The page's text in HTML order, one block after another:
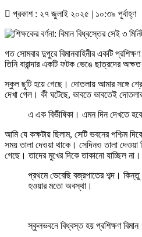
প্রকাশ : ২৭ জুলাই ২০২৫ | ১০:৩৯ পূর্বাহ্ণ
গত সোমবার দুপুরে বিমানবাহিনীর একটি
তিনি বারান্দার একটি ফটক ভেঙে ছাত্রদের
স্কুল ছুটি হয়ে গেছে। দোতলায় আমার সঙ্গে
দেখা গেল। কী ঘটেছে, ভাবতে ভাবতেই
এ এক বিভীষিকা। এমন দিন দেখতে
আমি যে কক্ষটায় ছিলাম, সেটি ভবনের পশ্চিম
সময় তালা দেওয়া থাকে। সেদিনও তালা
গেছে। তাদের মুখের দিকে তাকানো যাচ্ছিল
প্রথমে ভেবেছি বজ্রপাতের শব্দ।
হওয়ার মতো অবস্থা।
স্কুলভবনে বিধ্বস্ত হয় প্রশিক্ষণ